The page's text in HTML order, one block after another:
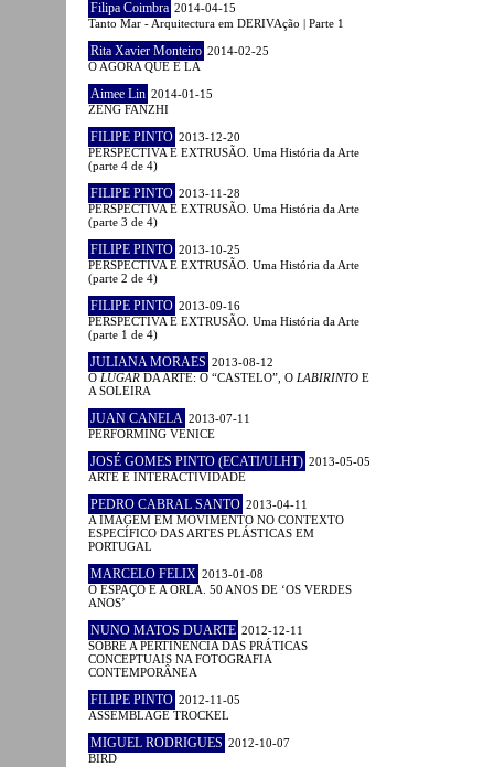
Filipa Coimbra 2014-04-15
Tanto Mar - Arquitectura em DERIVAção | Parte 1
Rita Xavier Monteiro 2014-02-25
O AGORA QUE É LÁ
Aimee Lin 2014-01-15
ZENG FANZHI
FILIPE PINTO 2013-12-20
PERSPECTIVA E EXTRUSÃO. Uma História da Arte
(parte 4 de 4)
FILIPE PINTO 2013-11-28
PERSPECTIVA E EXTRUSÃO. Uma História da Arte
(parte 3 de 4)
FILIPE PINTO 2013-10-25
PERSPECTIVA E EXTRUSÃO. Uma História da Arte
(parte 2 de 4)
FILIPE PINTO 2013-09-16
PERSPECTIVA E EXTRUSÃO. Uma História da Arte
(parte 1 de 4)
JULIANA MORAES 2013-08-12
O LUGAR DA ARTE: O “CASTELO”, O LABIRINTO E
A SOLEIRA
JUAN CANELA 2013-07-11
PERFORMING VENICE
JOSÉ GOMES PINTO (ECATI/ULHT) 2013-05-05
ARTE E INTERACTIVIDADE
PEDRO CABRAL SANTO 2013-04-11
A IMAGEM EM MOVIMENTO NO CONTEXTO
ESPECÍFICO DAS ARTES PLÁSTICAS EM
PORTUGAL
MARCELO FELIX 2013-01-08
O ESPAÇO E A ORLA. 50 ANOS DE ‘OS VERDES
ANOS’
NUNO MATOS DUARTE 2012-12-11
SOBRE A PERTINÊNCIA DAS PRÁTICAS
CONCEPTUAIS NA FOTOGRAFIA
CONTEMPORÂNEA
FILIPE PINTO 2012-11-05
ASSEMBLAGE TROCKEL
MIGUEL RODRIGUES 2012-10-07
BIRD